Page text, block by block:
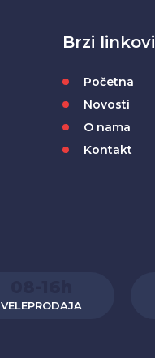
Brzi linkovi
Početna
Novosti
O nama
Kontakt
VELEPRODAJA